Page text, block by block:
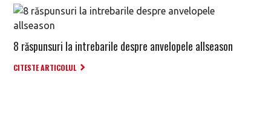
8 răspunsuri la intrebarile despre anvelopele allseason
CITESTE ARTICOLUL